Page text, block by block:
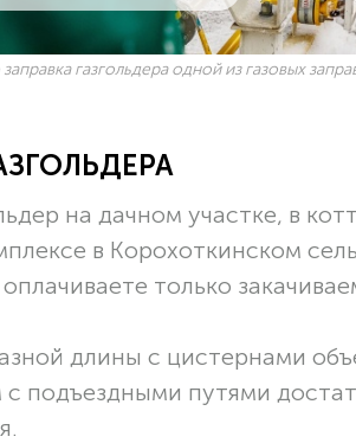
газгольдера одной из газовых
на дачном участке, в
в Корохоткинском
только
длины с цистернами
c подъездными путями